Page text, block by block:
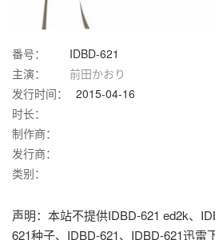
番号：
IDBD-621
主演：
前田かおり
发行时间：
2015-04-16
时长：
制作商：
发行商：
类别：
声明：本站不提供IDBD-621 ed2k、
621种子、IDBD-621、IDBD-621迅雷